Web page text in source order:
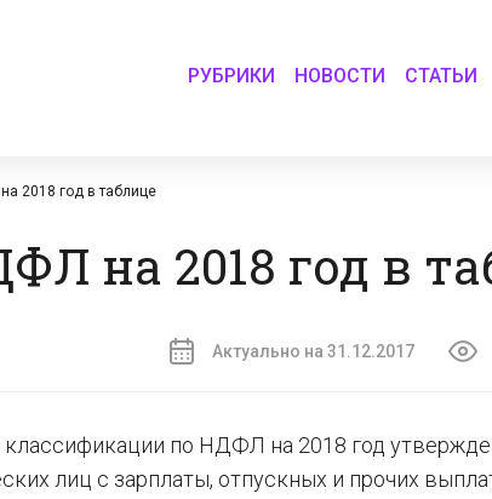
РУБРИКИ НОВОСТИ СТАТЬИ
2018 год в таблице
на 2018 год в
Актуально на 31.12.2017
по НДФЛ на 2018 год
лиц с зарплаты, отпускных и прочих